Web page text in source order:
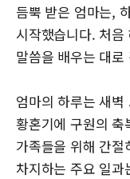
듬뿍 받은 엄마는,
시작했습니다. 처
말씀을 배우는 대
엄마의 하루는 새
황혼기에 구원의
가족들을 위해 간
차지하는 주요 일